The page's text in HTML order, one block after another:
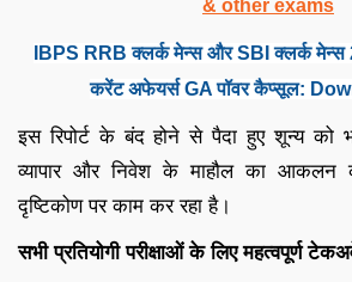
& other exams
IBPS RRB क्लर्क मेन्स और SBI क्लर्क मेन्स
करेंट अफेयर्स GA पॉवर कैप्सूल:
इस रिपोर्ट के बंद होने से पैदा हुए शून्य को
व्यापार और निवेश के माहौल का
दृष्टिकोण पर काम कर रहा है।
सभी प्रतियोगी परीक्षाओं के लिए महत्वपूर्ण